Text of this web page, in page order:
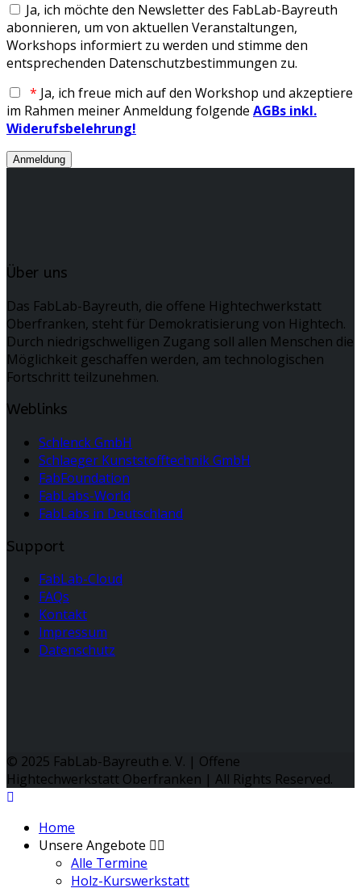
Ja, ich möchte den Newsletter des FabLab-Bayreuth
abonnieren, um von aktuellen Veranstaltungen,
Workshops informiert zu werden und stimme den
entsprechenden Datenschutzbestimmungen zu.
* Ja, ich freue mich auf den Workshop und akzeptiere
im Rahmen meiner Anmeldung folgende AGBs inkl.
Widerufsbelehrung!
Über uns
Das FabLab-Bayreuth, die offene Hightechwerkstatt
Oberfranken, steht für Demokratisierung von Hightech.
Durch niedrigschwelligen Zugang soll allen Menschen die
Möglichkeit geschaffen werden, am technologischen
Fortschritt teilzunehmen.
Weblinks
Schlenck GmbH
Schlaeger Kunststofftechnik GmbH
FabFoundation
FabLabs-World
FabLabs in Deutschland
Support
FabLab-Cloud
FAQs
Kontakt
Impressum
Datenschutz
© 2025 FabLab-Bayreuth e. V. | Offene
Hightechwerkstatt Oberfranken | All Rights Reserved.
Home
Unsere Angebote
Alle Termine
Holz-Kurswerkstatt